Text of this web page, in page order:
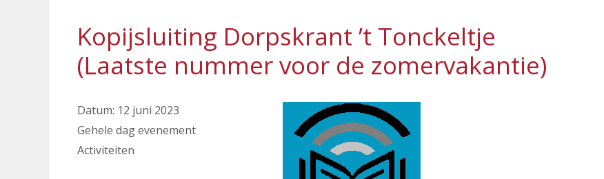
Kopijsluiting Dorpskrant ’t Tonckeltje
(Laatste nummer voor de zomervakantie)
Datum: 12 juni 2023
Gehele dag evenement
Activiteiten